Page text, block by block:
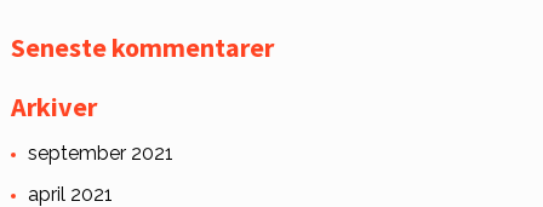
Seneste kommentarer
Arkiver
september 2021
april 2021